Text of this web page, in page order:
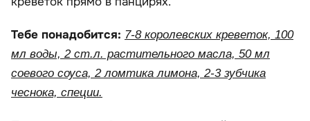
Тебе понадобится: 7-8 королевских креветок, 100
мл воды, 2 ст.л. растительного масла, 50 мл
соевого соуса, 2 ломтика лимона, 2-3 зубчика
чеснока, специи.